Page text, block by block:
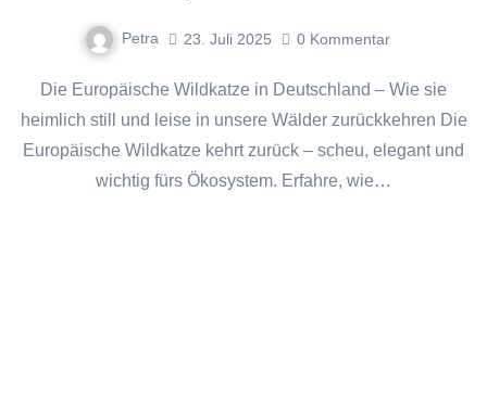
Petra 23. Juli 2025 0 Kommentar
Die Europäische Wildkatze in Deutschland – Wie sie
heimlich still und leise in unsere Wälder zurückkehren Die
Europäische Wildkatze kehrt zurück – scheu, elegant und
wichtig fürs Ökosystem. Erfahre, wie…